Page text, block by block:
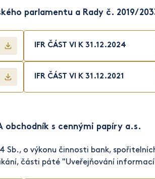
parlamentu a Rady č. 2019/
IFR ČÁST VI K 31.12.2024
IFR ČÁST VI K 31.12.2021
obchodník s cennými papíry a.s.
Sb., o výkonu činnosti bank,
části páté "Uveřejňování